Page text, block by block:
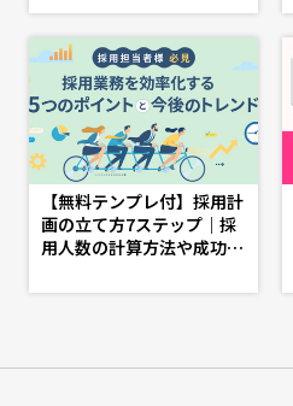
j）- 理想の人事へ、ショー
トカット
【無料テンプレ付】採用計
画の立て方7ステップ｜採
用人数の計算方法や成功の
事ジャーナル - 理想の人事